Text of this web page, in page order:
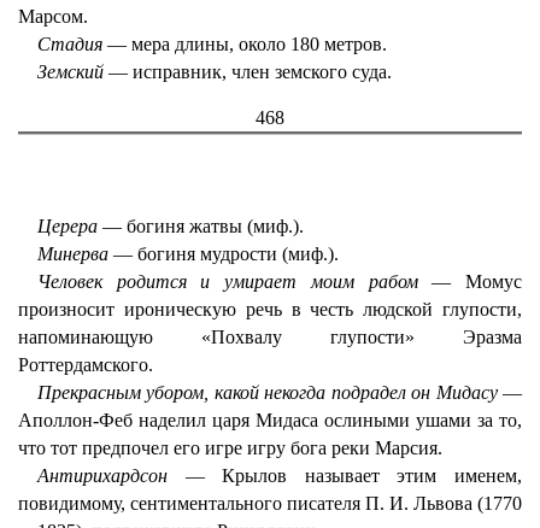
Марсом.
Стадия — мера длины, около 180 метров.
Земский — исправник, член земского суда.
468
Церера — богиня жатвы (миф.).
Минерва — богиня мудрости (миф.).
Человек родится и умирает моим рабом— Момус
произносит ироническую речь в честь людской глупости,
напоминающую «Похвалу глупости» Эразма
Роттердамского.
Прекрасным убором, какой некогда подрадел он Мидасу —
Аполлон-Феб наделил царя Мидаса ослиными ушами за то,
что тот предпочел его игре игру бога реки Марсия.
Антирихардсон — Крылов называет этим именем,
повидимому, сентиментального писателя П. И. Львова (1770